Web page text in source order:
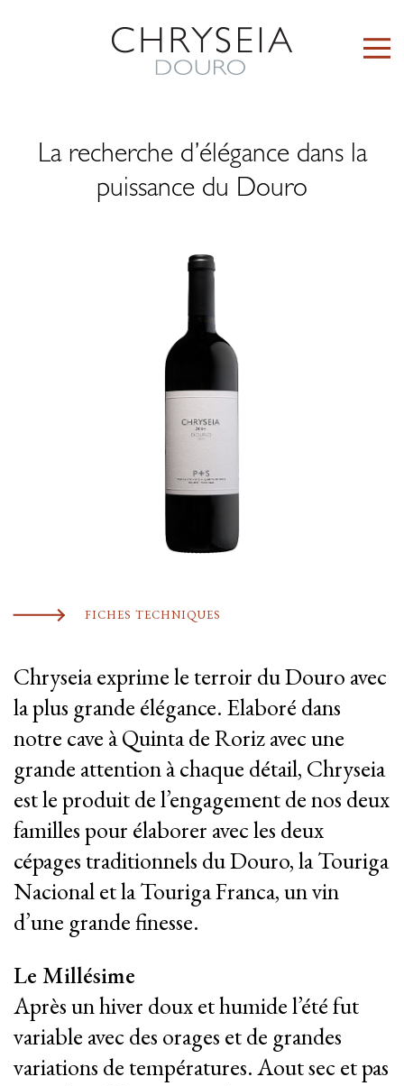
La recherche d’élégance dans la
puissance du Douro
FICHES TECHNIQUES
Chryseia exprime le terroir du Douro avec
la plus grande élégance. Elaboré dans
notre cave à Quinta de Roriz avec une
grande attention à chaque détail, Chryseia
est le produit de l’engagement de nos deux
familles pour élaborer avec les deux
cépages traditionnels du Douro, la Touriga
Nacional et la Touriga Franca, un vin
d’une grande finesse.
Le Millésime
Après un hiver doux et humide l’été fut
variable avec des orages et de grandes
variations de températures. Aout sec et pas